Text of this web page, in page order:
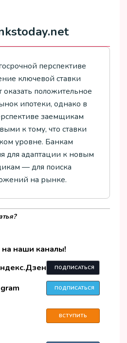
перспективе
ключевой ставки
оказать положительное
ипотеки, однако в
заемщикам
к тому, что ставки
уровне. Банкам
для адаптации к новым
— для поиска
на рынке.
наши каналы!
ПОДПИСАТЬСЯ
ПОДПИСАТЬСЯ
ВСТУПИТЬ